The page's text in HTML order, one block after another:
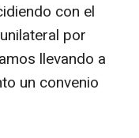
con el
por
llevando a
un convenio